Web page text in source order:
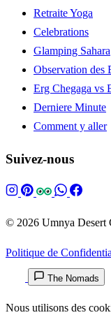
Retraite Yoga
Celebrations
Glamping Sahara
Observation des
Erg Chegaga vs
Derniere Minute
Comment y aller
Suivez-nous
© 2026 Umnya Desert
Politique de
The Nomads
Nous utilisons des